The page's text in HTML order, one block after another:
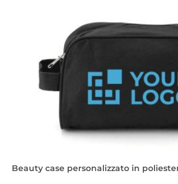
Beauty case personalizzato in